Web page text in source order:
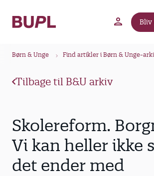
Bliv
Børn & Unge Find artikler i Børn & Unge-
Tilbage til B&U arkiv
Skolereform.
Vi kan heller ikke
det ender med